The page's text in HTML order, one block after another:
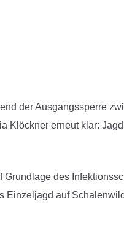
der Ausgangssperre
Klöckner erneut klar:
des
Einzeljagd auf